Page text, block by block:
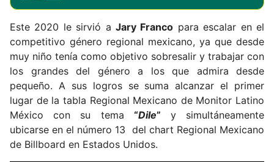
Este 2020 le sirvió a Jary Franco para escalar en el
competitivo género regional mexicano, ya que desde
muy niño tenía como objetivo sobresalir y trabajar con
los grandes del género a los que admira desde
pequeño. A sus logros se suma alcanzar el primer
lugar de la tabla Regional Mexicano de Monitor Latino
México con su tema “Dile” y simultáneamente
ubicarse en el número 13 del chart Regional Mexicano
de Billboard en Estados Unidos.